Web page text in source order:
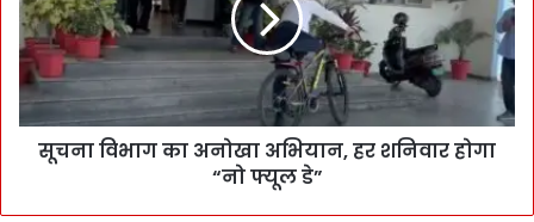
सूचना विभाग का अनोखा अभियान, हर शनिवार होगा
“नो फ्यूल डे”